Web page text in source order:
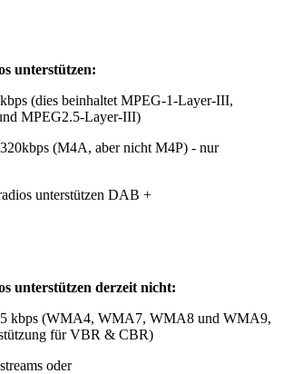
unterstützen:
(dies beinhaltet MPEG-1-Layer-III,
MPEG2.5-Layer-III)
(M4A, aber nicht M4P) - nur
unterstützen DAB +
unterstützen derzeit nicht:
kbps (WMA4, WMA7, WMA8 und WMA9,
für VBR & CBR)
oder